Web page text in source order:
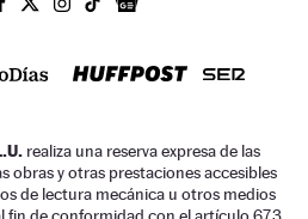
realiza una reserva expresa de las
obras y otras prestaciones accesibles
de lectura mecánica u otros medios